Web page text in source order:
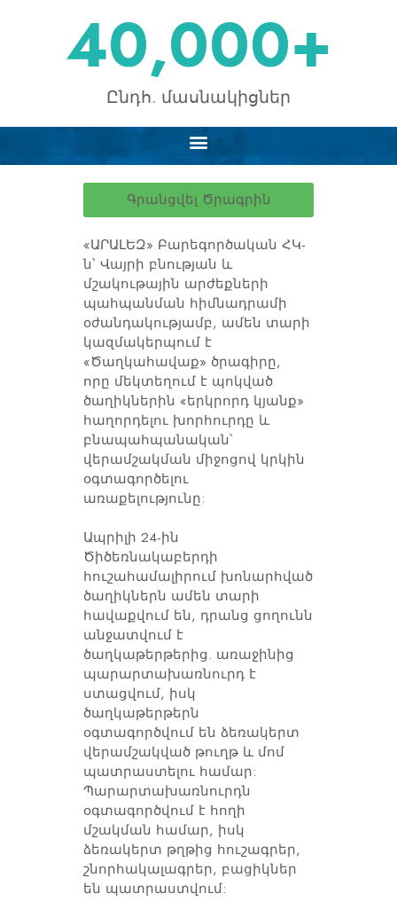
Ընդհ. մասնակիցներ
40,000+
Գրանցվել Ծրագրին
«ԱՐԱԼԵԶ» Բարեգործական ՀԿ-
ն՝ Վայրի բնության և
մշակութային արժեքների
պահպանման հիմնադրամի
օժանդակությամբ, ամեն տարի
կազմակերպում է
«Ծաղկահավաք» ծրագիրը,
որը մեկտեղում է պոկված
ծաղիկներին «երկրորդ կյանք»
հաղորդելու խորհուրդը և
բնապահպանական՝
վերամշակման միջոցով կրկին
օգտագործելու
առաքելությունը:
Ապրիլի 24-ին
Ծիծեռնակաբերդի
հուշահամալիրում խոնարհված
ծաղիկներն ամեն տարի
հավաքվում են, դրանց ցողունն
անջատվում է
ծաղկաթերթերից. առաջինից
պարարտախառնուրդ է
ստացվում, իսկ
ծաղկաթերթերն
օգտագործվում են ձեռակերտ
վերամշակված թուղթ և մոմ
պատրաստելու համար:
Պարարտախառնուրդն
օգտագործվում է հողի
մշակման համար, իսկ
ձեռակերտ թղթից հուշագրեր,
շնորհակալագրեր, բացիկներ
են պատրաստվում: